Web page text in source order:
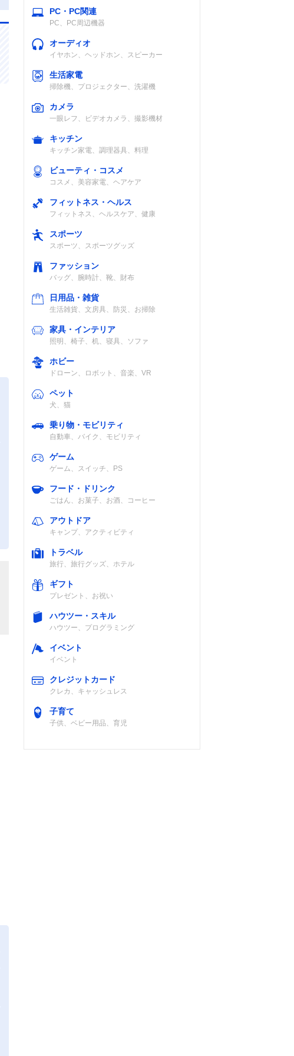
PC・PC関連
PC、PC周辺機器
オーディオ
イヤホン、ヘッドホン、スピーカー
生活家電
掃除機、プロジェクター、洗濯機
カメラ
一眼レフ、ビデオカメラ、撮影機材
キッチン
キッチン家電、調理器具、料理
ビューティ・コスメ
コスメ、美容家電、ヘアケア
フィットネス・ヘルス
フィットネス、ヘルスケア、健康
スポーツ
スポーツ、スポーツグッズ
ファッション
バッグ、腕時計、靴、財布
日用品・雑貨
生活雑貨、文房具、防災、お掃除
家具・インテリア
照明、椅子、机、寝具、ソファ
ホビー
ドローン、ロボット、音楽、VR
ペット
犬、猫
乗り物・モビリティ
自動車、バイク、モビリティ
ゲーム
ゲーム、スイッチ、PS
フード・ドリンク
ごはん、お菓子、お酒、コーヒー
アウトドア
キャンプ、アクティビティ
トラベル
旅行、旅行グッズ、ホテル
ギフト
プレゼント、お祝い
ハウツー・スキル
ハウツー、プログラミング
イベント
イベント
クレジットカード
クレカ、キャッシュレス
子育て
子供、ベビー用品、育児